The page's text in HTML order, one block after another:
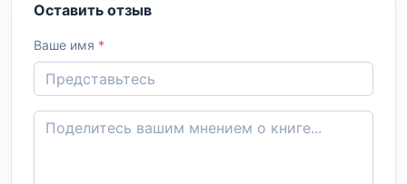
Оставить отзыв
Ваше имя *